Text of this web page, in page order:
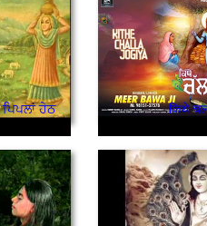
ਹੇਠ किथे